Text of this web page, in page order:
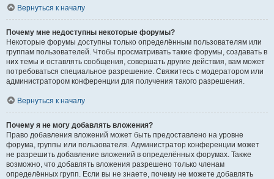
Вернуться к началу
Почему мне недоступны некоторые форумы?
Некоторые форумы доступны только определённым пользователям или
группам пользователей. Чтобы просматривать такие форумы, создавать в
них темы и оставлять сообщения, совершать другие действия, вам может
потребоваться специальное разрешение. Свяжитесь с модератором или
администратором конференции для получения такого разрешения.
Вернуться к началу
Почему я не могу добавлять вложения?
Право добавления вложений может быть предоставлено на уровне
форума, группы или пользователя. Администратор конференции может
не разрешить добавление вложений в определённых форумах. Также
возможно, что добавлять вложения разрешено только членам
определённых групп. Если вы не знаете, почему не можете добавлять